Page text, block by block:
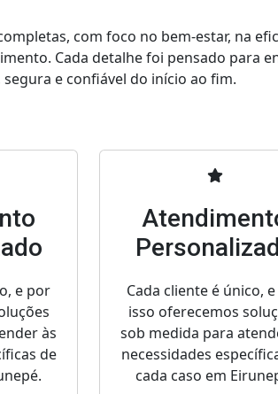
com foco no bem-estar, na
Cada detalhe foi pensado para
e confiável do início ao fim.
e por
às
de
Cada cliente é único,
isso oferecemos
sob medida para
necessidades
cada caso em